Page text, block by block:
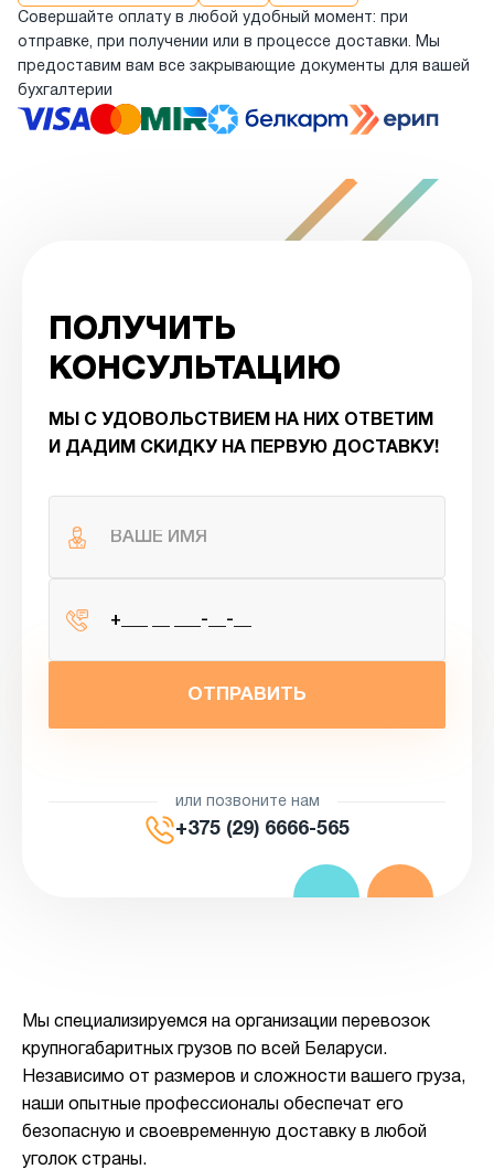
Совершайте оплату в любой удобный момент: при
отправке, при получении или в процессе доставки. Мы
предоставим вам все закрывающие документы для вашей
бухгалтерии
ПОЛУЧИТЬ
КОНСУЛЬТАЦИЮ
МЫ С УДОВОЛЬСТВИЕМ НА НИХ ОТВЕТИМ
И ДАДИМ СКИДКУ НА ПЕРВУЮ ДОСТАВКУ!
ОТПРАВИТЬ
или позвоните нам
+375 (29) 6666-565
Мы специализируемся на организации перевозок
крупногабаритных грузов по всей Беларуси.
Независимо от размеров и сложности вашего груза,
наши опытные профессионалы обеспечат его
безопасную и своевременную доставку в любой
уголок страны.